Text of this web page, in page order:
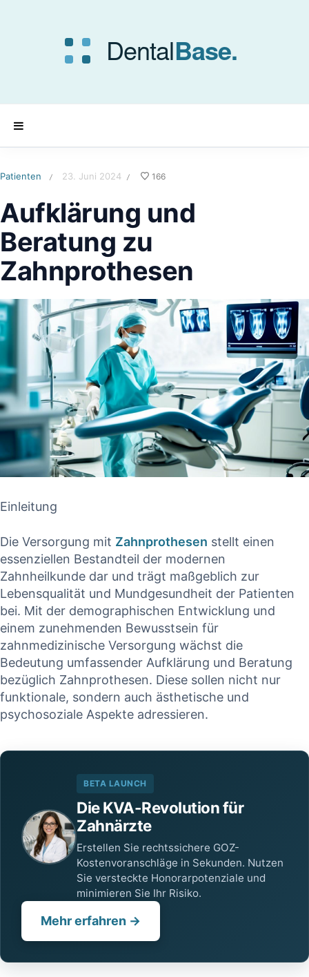
Patienten / 23. Juni 2024 / 166
Aufklärung und
Beratung zu
Zahnprothesen
Einleitung
Die Versorgung mit Zahnprothesen ​stellt einen
essenziellen Bestandteil der modernen
Zahnheilkunde dar und‍ trägt maßgeblich zur
‌Lebensqualität und Mundgesundheit der ​Patienten
bei. Mit der demographischen Entwicklung und⁤
einem zunehmenden ‍Bewusstsein für
zahnmedizinische ​Versorgung wächst ‍die
Bedeutung umfassender​ Aufklärung und ‍Beratung
bezüglich Zahnprothesen. Diese ‍sollen nicht nur
funktionale, sondern auch ästhetische und
psychosoziale Aspekte adressieren.
BETA LAUNCH
Die KVA-Revolution für
Zahnärzte
Erstellen Sie rechtssichere GOZ-
Kostenvoranschläge in Sekunden. Nutzen
Sie versteckte Honorarpotenziale und
minimieren Sie Ihr Risiko.
Mehr erfahren →